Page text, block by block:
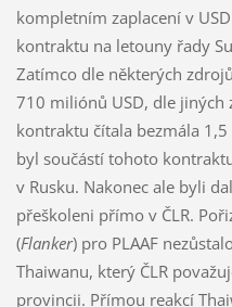
kompletním zaplacení v
kontraktu na letouny řady
Zatímco dle některých
710 miliónů USD, dle
kontraktu čítala bezmála
byl součástí tohoto
v Rusku. Nakonec ale byli
přeškoleni přímo v ČLR.
(Flanker) pro PLAAF
Thaiwanu, který ČLR
provincii. Přímou reakcí